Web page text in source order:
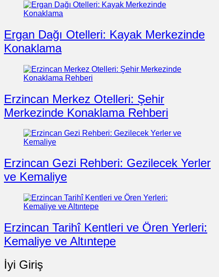
Ergan Dağı Otelleri: Kayak Merkezinde
Konaklama
Erzincan Merkez Otelleri: Şehir
Merkezinde Konaklama Rehberi
Erzincan Gezi Rehberi: Gezilecek Yerler
ve Kemaliye
Erzincan Tarihî Kentleri ve Ören Yerleri:
Kemaliye ve Altıntepe
İyi Giriş